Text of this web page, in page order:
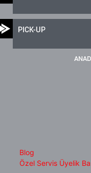
PICK-UP
Blog
Özel Servis Üyelik